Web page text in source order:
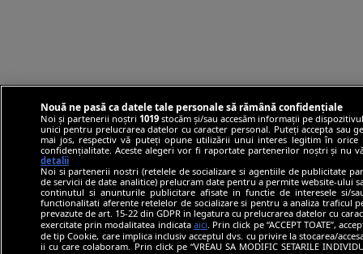
Nouă ne pasă ca datele tale personale să rămână confidențiale
Noi și partenerii noștri 1019stocăm și/sau accesăm informații pe
unici pentru prelucrarea datelor cu caracter personal. Puteți accepta sau
mai jos, respectiv vă puteți opune utilizării unui interes legitim în
confidențialitate. Aceste alegeri vor fi raportate partenerilor noștri și nu
detalii
Noi si partenerii nostri (retelele de socializare si agentiile de publicitate
de servicii de date analitice) prelucram date pentru a permite website-ului
continutul si anunturile publicitare afisate in functie de interesele si/
functionalitati aferente retelelor de socializare si pentru a analiza traficul
prevazute de art. 15-22 din GDPR in legatura cu prelucrarea datelor cu
exercitate prin modalitatea indicata aici . Prin click pe “ACCEPT TOATE”,
de tip Cookie, care implica inclusiv acceptul dvs. cu privire la stocarea/
ii cu care colaboram. Prin click pe “VREAU SA MODIFIC SETARILE